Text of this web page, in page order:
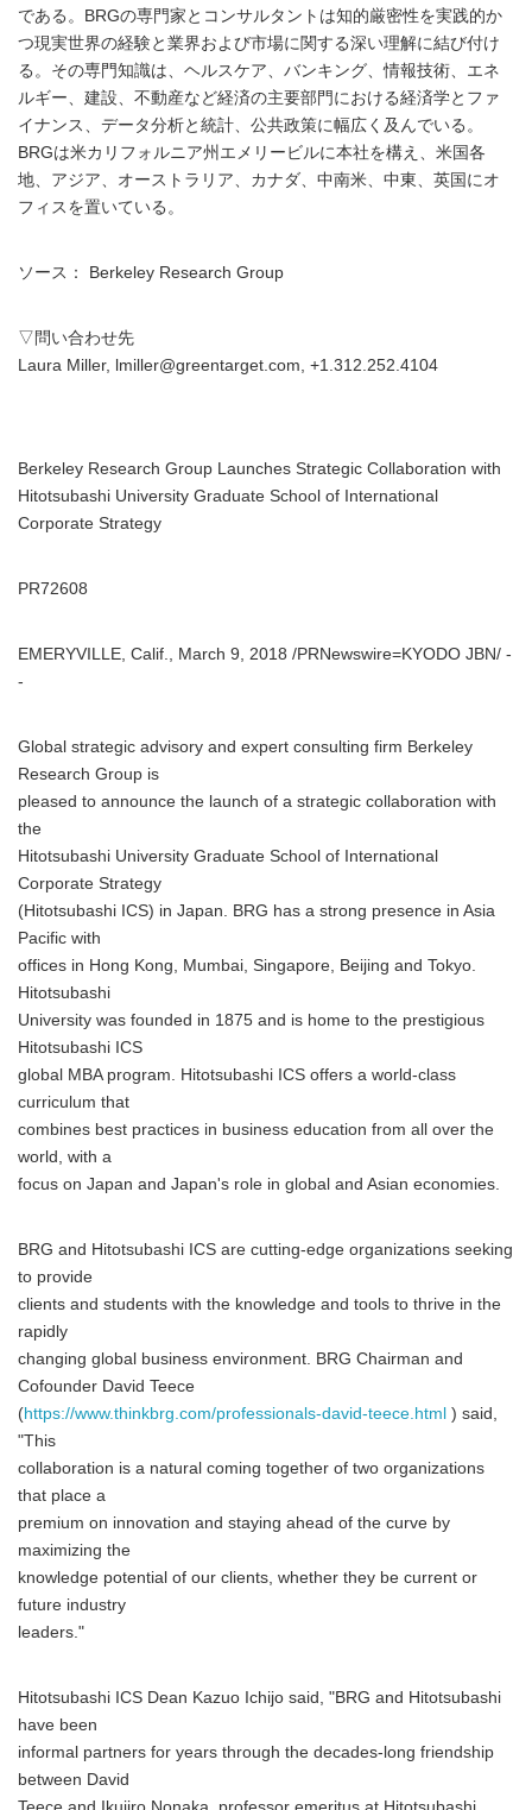
である。BRGの専門家とコンサルタントは知的厳密性を実践的か
つ現実世界の経験と業界および市場に関する深い理解に結び付け
る。その専門知識は、ヘルスケア、バンキング、情報技術、エネ
ルギー、建設、不動産など経済の主要部門における経済学とファ
イナンス、データ分析と統計、公共政策に幅広く及んでいる。
BRGは米カリフォルニア州エメリービルに本社を構え、米国各
地、アジア、オーストラリア、カナダ、中南米、中東、英国にオ
フィスを置いている。
ソース： Berkeley Research Group
▽問い合わせ先
Laura Miller, lmiller@greentarget.com, +1.312.252.4104
Berkeley Research Group Launches Strategic Collaboration with
Hitotsubashi University Graduate School of International
Corporate Strategy
PR72608
EMERYVILLE, Calif., March 9, 2018 /PRNewswire=KYODO JBN/ -
-
Global strategic advisory and expert consulting firm Berkeley
Research Group is
pleased to announce the launch of a strategic collaboration with
the
Hitotsubashi University Graduate School of International
Corporate Strategy
(Hitotsubashi ICS) in Japan. BRG has a strong presence in Asia
Pacific with
offices in Hong Kong, Mumbai, Singapore, Beijing and Tokyo.
Hitotsubashi
University was founded in 1875 and is home to the prestigious
Hitotsubashi ICS
global MBA program. Hitotsubashi ICS offers a world-class
curriculum that
combines best practices in business education from all over the
world, with a
focus on Japan and Japan's role in global and Asian economies.
BRG and Hitotsubashi ICS are cutting-edge organizations seeking
to provide
clients and students with the knowledge and tools to thrive in the
rapidly
changing global business environment. BRG Chairman and
Cofounder David Teece
(https://www.thinkbrg.com/professionals-david-teece.html ) said,
"This
collaboration is a natural coming together of two organizations
that place a
premium on innovation and staying ahead of the curve by
maximizing the
knowledge potential of our clients, whether they be current or
future industry
leaders."
Hitotsubashi ICS Dean Kazuo Ichijo said, "BRG and Hitotsubashi
have been
informal partners for years through the decades-long friendship
between David